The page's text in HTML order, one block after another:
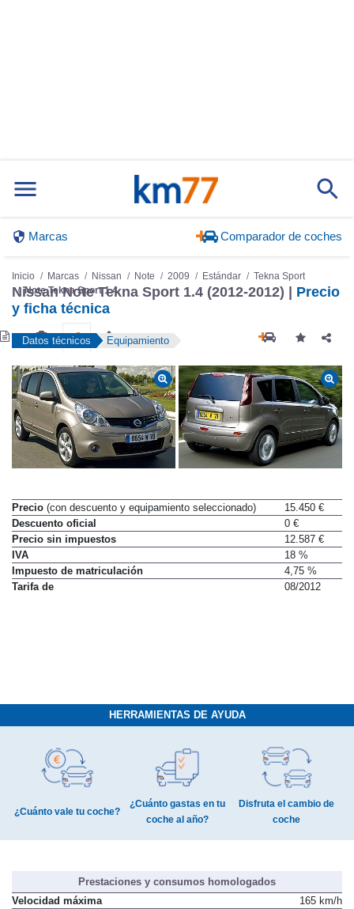
Marcas Comparador de coches
Inicio Marcas Nissan Note 2009 Estándar
Tekna Sport
Note Tekna Sport 1.4
Nissan Note Tekna Sport 1.4 (2012-2012) | Precio
y ficha técnica
Datos técnicos Equipamiento
Precio (con descuento y equipamiento seleccionado)
15.450 €
Descuento oficial
0 €
Precio sin impuestos
12.587 €
IVA
18 %
Impuesto de matriculación
4,75 %
Tarifa de
08/2012
HERRAMIENTAS DE AYUDA
¿Cuánto vale tu coche?
¿Cuánto gastas en tu
coche al año?
Disfruta el cambio de
coche
Prestaciones y consumos homologados
Velocidad máxima
165 km/h